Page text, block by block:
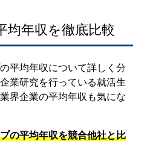
均年収を徹底比較
平均年収について詳しく分
業研究を行っている就活生
界企業の平均年収も気にな
の平均年収を競合他社と比